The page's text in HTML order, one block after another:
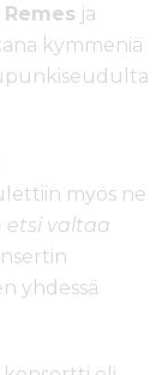
Remes ja
kymmeniä
myös ne
etsi valtaa
yhdessä